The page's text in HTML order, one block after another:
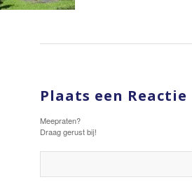
Plaats een Reactie
Meepraten?
Draag gerust bij!